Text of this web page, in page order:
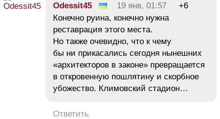
Odessit45 19 янв, 01:57
+6
Конечно руина, конечно нужна
реставрация этого места.
Но также очевидно, что к чему
бы ни прикасались сегодня нынешних
«архитекторов в законе» превращается
в откровенную пошлятину и скорбное
убожество. Климовский стадион…
Ответить